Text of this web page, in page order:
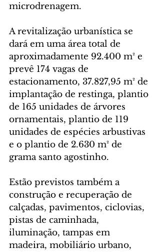
microdrenagem.
A revitalização urbanística se
dará em uma área total de
aproximadamente 92.400 m² e
prevê 174 vagas de
estacionamento, 37.827,95 m² de
implantação de restinga, plantio
de 165 unidades de árvores
ornamentais, plantio de 119
unidades de espécies arbustivas
e o plantio de 2.630 m² de
grama santo agostinho.
Estão previstos também a
construção e recuperação de
calçadas, pavimentos, ciclovias,
pistas de caminhada,
iluminação, tampas em
madeira, mobiliário urbano,